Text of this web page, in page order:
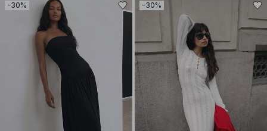
-30% -30%